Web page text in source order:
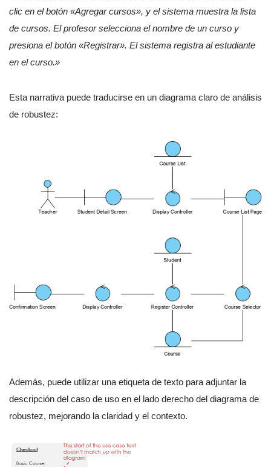
clic en el botón «Agregar cursos», y el sistema muestra la lista
de cursos. El profesor selecciona el nombre de un curso y
presiona el botón «Registrar». El sistema registra al estudiante
en el curso.»
Esta narrativa puede traducirse en un diagrama claro de análisis
de robustez:
Además, puede utilizar una etiqueta de texto para adjuntar la
descripción del caso de uso en el lado derecho del diagrama de
robustez, mejorando la claridad y el contexto.